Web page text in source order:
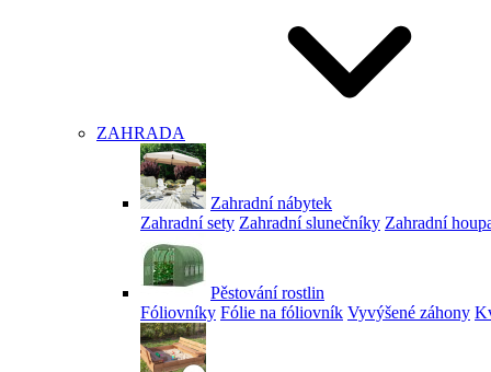
ZAHRADA
Zahradní nábytek
Zahradní sety Zahradní slunečníky Zahradní
Pěstování rostlin
Fóliovníky Fólie na fóliovník Vyvýšené záhony